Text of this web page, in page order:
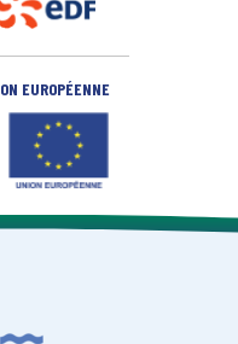
EUROPÉENNE